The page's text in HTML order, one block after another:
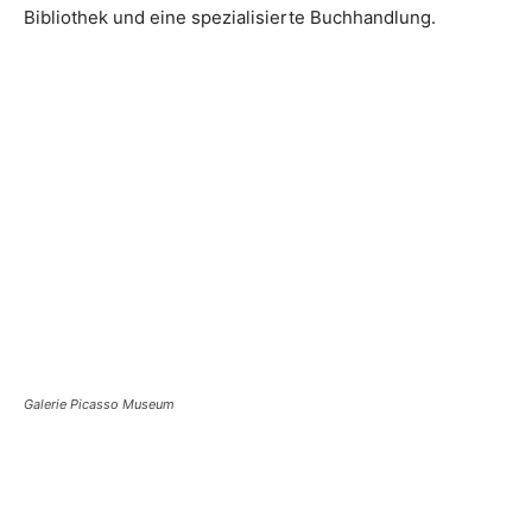
Bibliothek und eine spezialisierte Buchhandlung.
Galerie Picasso Museum